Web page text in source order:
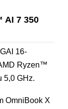
AI 7 350
16-
Ryzen™
5,0 GHz.
OmniBook X